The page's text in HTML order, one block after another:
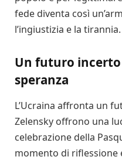
fede diventa così
l’ingiustizia e la tirannia.
Un futuro
speranza
L’Ucraina affronta un
Zelensky offrono una
celebrazione della
momento di riflessione